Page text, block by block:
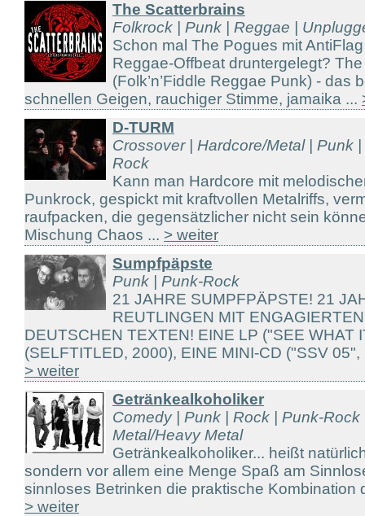
The Scatterbrains
Folkrock | Punk | Reggae |
Schon mal The Pogues mit
Reggae-Offbeat druntergelegt?
(Folk’n’Fiddle Reggae Punk) - das
schnellen Geigen, rauchiger Stimme, jamaika ...
D-TURM
Crossover | Hardcore/Metal | Punk
Rock
Kann man Hardcore mit
Punkrock, gespickt mit kraftvollen Metalriffs,
raufpacken, die gegensätzlicher nicht sein
Mischung Chaos ... > weiter
Sumpfpäpste
Punk | Punk-Rock
21 JAHRE SUMPFPÄPSTE! 21
REUTLINGEN MIT
DEUTSCHEN TEXTEN! EINE LP ("SEE WHAT
(SELFTITLED, 2000), EINE MINI-CD ("SSV
> weiter
Getränkealkoholiker
Comedy | Punk | Rock | Punk-
Metal/Heavy Metal
Getränkealkoholiker... heißt
sondern vor allem eine Menge Spaß am
sinnloses Betrinken die praktische Kombination
> weiter